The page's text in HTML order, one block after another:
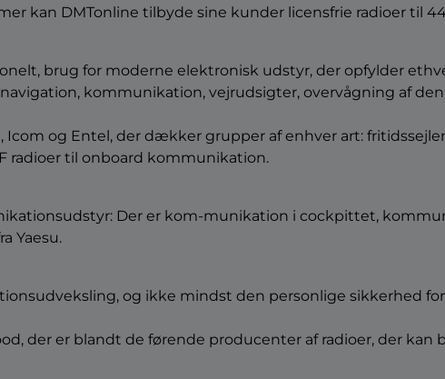
kan DMTonline tilbyde sine kunder licensfrie radioer til
brug for moderne elektronisk udstyr, der opfylder
kommunikation, vejrudsigter, overvågning af
Icom og Entel, der dækker grupper af enhver art:
radioer til onboard kommunikation.
Der er kom-munikation i cockpittet,
Yaesu.
og ikke mindst den personlige sikkerhed
der er blandt de førende producenter af radioer, der kan